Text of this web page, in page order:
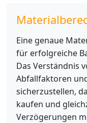
Eine genaue
für erfolgreiche
Das Verständnis
Abfallfaktoren
sicherzustellen,
kaufen und
Verzögerungen